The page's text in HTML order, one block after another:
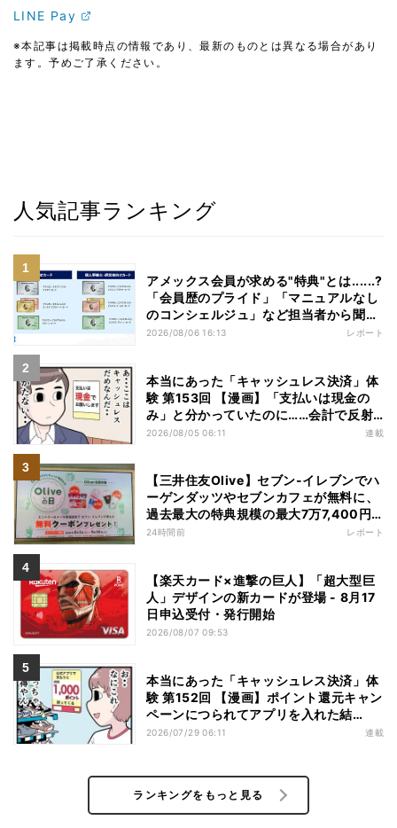
LINE Pay
※本記事は掲載時点の情報であり、最新のものとは異なる場合があり
ます。予めご了承ください。
人気記事ランキング
アメックス会員が求める"特典"とは......?
「会員歴のプライド」「マニュアルなし
のコンシェルジュ」など担当者から聞い
た"裏話"も
2026/08/06 16:13 レポート
本当にあった「キャッシュレス決済」体
験 第153回 【漫画】「支払いは現金の
み」と分かっていたのに……会計で反射
的に出してしまったものは
2026/08/05 06:11 連載
【三井住友Olive】セブン-イレブンでハ
ーゲンダッツやセブンカフェが無料に、
過去最大の特典規模の最大7万7,400円
相当がもらえるキャンペーンも - 夏休み
24時間前 レポート
【楽天カード×進撃の巨人】「超大型巨
人」デザインの新カードが登場 - 8月17
日申込受付・発行開始
2026/08/07 09:53
本当にあった「キャッシュレス決済」体
験 第152回 【漫画】ポイント還元キャン
ペーンにつられてアプリを入れた結
果……お得を逃したまさかの理由
2026/07/29 06:11 連載
ランキングをもっと見る